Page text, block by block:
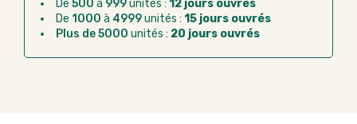
Chorus Pro :règlement par mandat
administratif après la commande
De 500 à 999unités : 12 jours ouvrés
De 1000 à 4999unités : 15 jours ouvrés
Plus de 5000 unités : 20 jours ouvrés